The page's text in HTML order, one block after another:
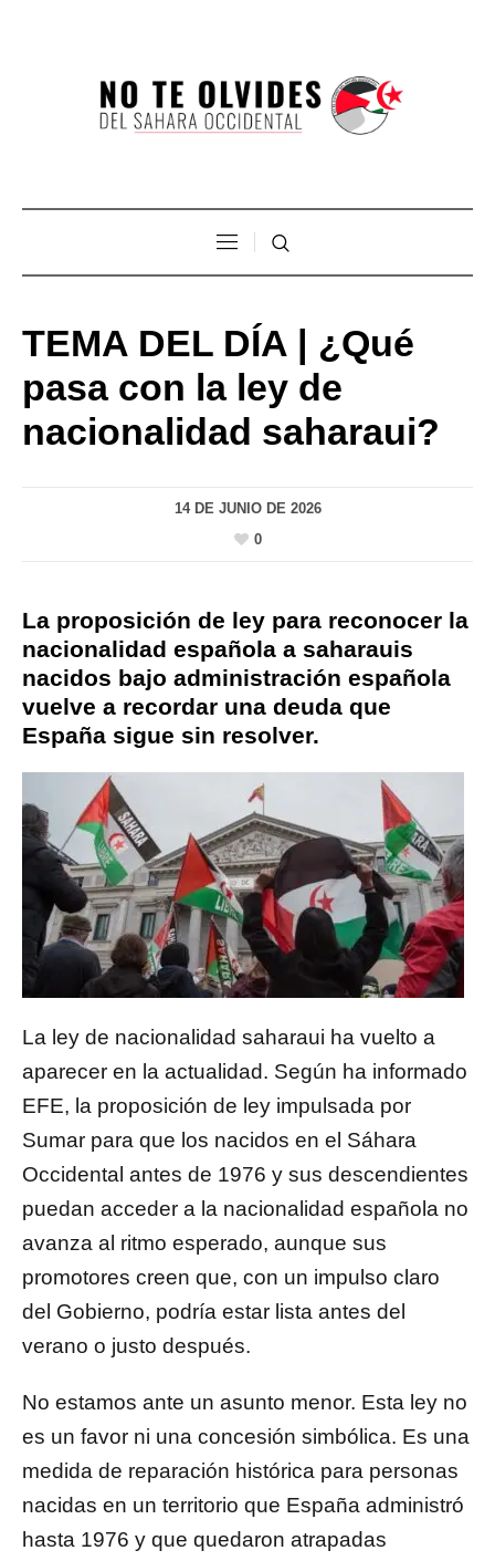
TEMA DEL DÍA | ¿Qué
pasa con la ley de
nacionalidad saharaui?
14 DE JUNIO DE 2026
0
La proposición de ley para reconocer la
nacionalidad española a saharauis
nacidos bajo administración española
vuelve a recordar una deuda que
España sigue sin resolver.
La ley de nacionalidad saharaui ha vuelto a
aparecer en la actualidad. Según ha informado
EFE, la proposición de ley impulsada por
Sumar para que los nacidos en el Sáhara
Occidental antes de 1976 y sus descendientes
puedan acceder a la nacionalidad española no
avanza al ritmo esperado, aunque sus
promotores creen que, con un impulso claro
del Gobierno, podría estar lista antes del
verano o justo después.
No estamos ante un asunto menor. Esta ley no
es un favor ni una concesión simbólica. Es una
medida de reparación histórica para personas
nacidas en un territorio que España administró
hasta 1976 y que quedaron atrapadas